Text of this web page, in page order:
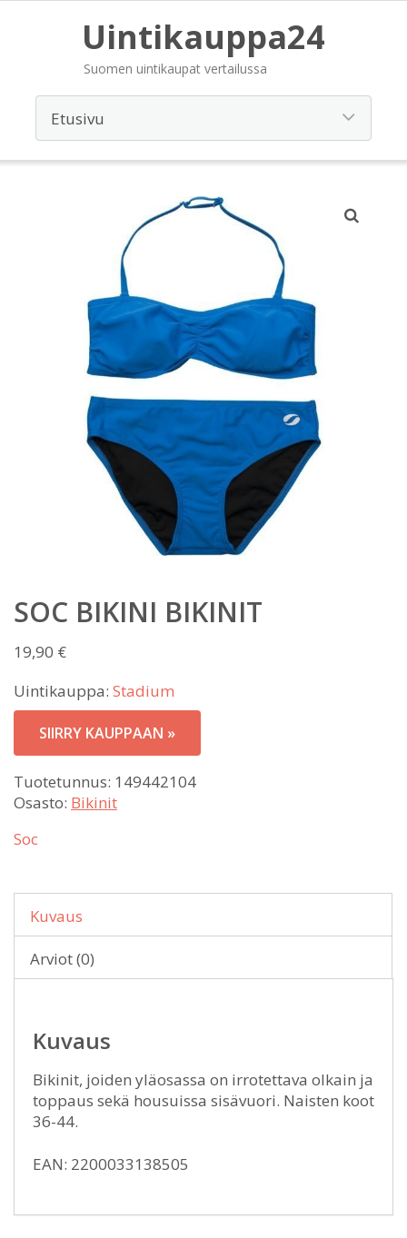
Uintikauppa24
Suomen uintikaupat vertailussa
SOC BIKINI BIKINIT
19,90 €
Uintikauppa: Stadium
SIIRRY KAUPPAAN »
Tuotetunnus: 149442104
Osasto: Bikinit
Soc
Kuvaus
Arviot (0)
Kuvaus
Bikinit, joiden yläosassa on irrotettava olkain ja
toppaus sekä housuissa sisävuori. Naisten koot
36-44.
EAN: 2200033138505